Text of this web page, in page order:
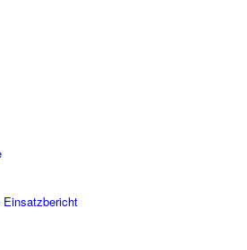
Einsatzbericht